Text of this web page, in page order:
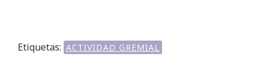
Etiquetas: ACTIVIDAD GREMIAL